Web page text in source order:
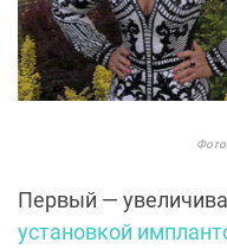
Первый —
установкой